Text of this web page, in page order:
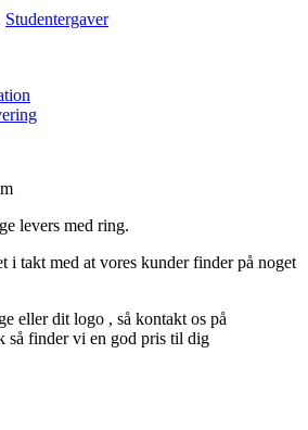
Studentergaver
levers med ring.
i takt med at vores kunder finder på noget
eller dit logo , så kontakt os på
så finder vi en god pris til dig